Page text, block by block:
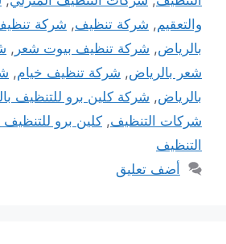
والتعقيم, شركة تنظيف, شركة
بالرياض, شركة تنظيف بيوت شعر ,
شعر بالرياض, شركة تنظيف خيام,
بالرياض, شركة كلين برو للتنظيف
شركات التنظيف, كلين برو للتنظيف
التنظيف
أضف تعليق